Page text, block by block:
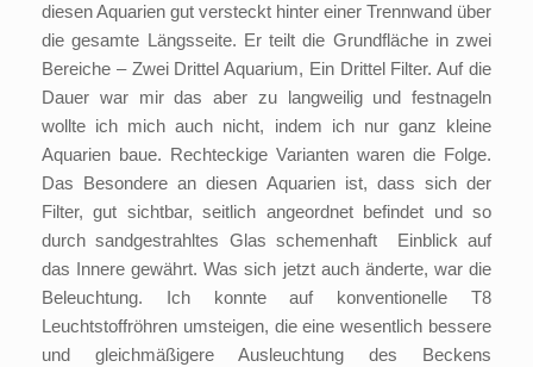
diesen Aquarien gut versteckt hinter einer Trennwand über
die gesamte Längsseite. Er teilt die Grundfläche in zwei
Bereiche – Zwei Drittel Aquarium, Ein Drittel Filter. Auf die
Dauer war mir das aber zu langweilig und festnageln
wollte ich mich auch nicht, indem ich nur ganz kleine
Aquarien baue. Rechteckige Varianten waren die Folge.
Das Besondere an diesen Aquarien ist, dass sich der
Filter, gut sichtbar, seitlich angeordnet befindet und so
durch sandgestrahltes Glas schemenhaft Einblick auf
das Innere gewährt. Was sich jetzt auch änderte, war die
Beleuchtung. Ich konnte auf konventionelle T8
Leuchtstoffröhren umsteigen, die eine wesentlich bessere
und gleichmäßigere Ausleuchtung des Beckens